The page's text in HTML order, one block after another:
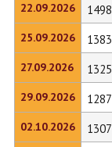
22.09.2026
25.09.2026
27.09.2026
29.09.2026
02.10.2026
1498
1383
1325
1287
1307